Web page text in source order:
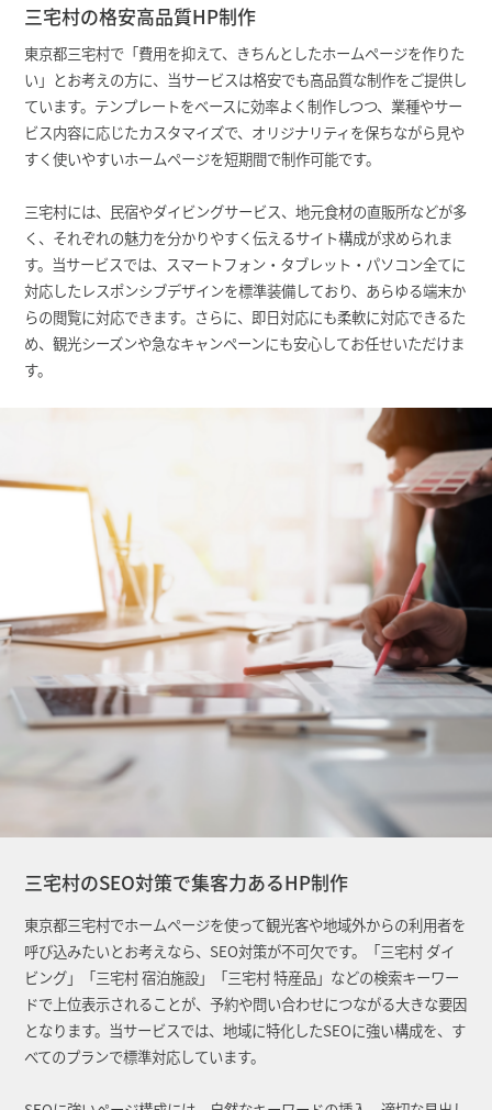
三宅村の格安高品質HP制作
東京都三宅村で「費用を抑えて、きちんとしたホームページを作りた
い」とお考えの方に、当サービスは格安でも高品質な制作をご提供し
ています。テンプレートをベースに効率よく制作しつつ、業種やサー
ビス内容に応じたカスタマイズで、オリジナリティを保ちながら見や
すく使いやすいホームページを短期間で制作可能です。
三宅村には、民宿やダイビングサービス、地元食材の直販所などが多
く、それぞれの魅力を分かりやすく伝えるサイト構成が求められま
す。当サービスでは、スマートフォン・タブレット・パソコン全てに
対応したレスポンシブデザインを標準装備しており、あらゆる端末か
らの閲覧に対応できます。さらに、即日対応にも柔軟に対応できるた
め、観光シーズンや急なキャンペーンにも安心してお任せいただけま
す。
三宅村のSEO対策で集客力あるHP制作
東京都三宅村でホームページを使って観光客や地域外からの利用者を
呼び込みたいとお考えなら、SEO対策が不可欠です。「三宅村 ダイ
ビング」「三宅村 宿泊施設」「三宅村 特産品」などの検索キーワー
ドで上位表示されることが、予約や問い合わせにつながる大きな要因
となります。当サービスでは、地域に特化したSEOに強い構成を、す
べてのプランで標準対応しています。